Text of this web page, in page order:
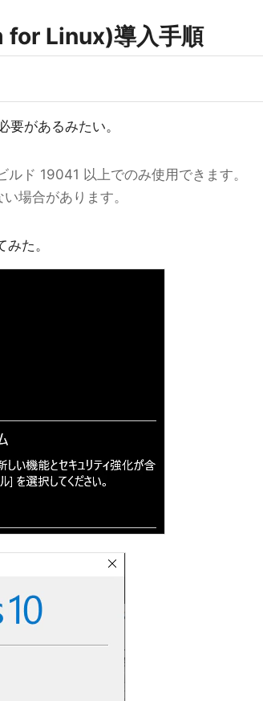
Linux)導入手順
要があるみたい。
ド 19041 以上でのみ使用できます。
場合があります。
た。